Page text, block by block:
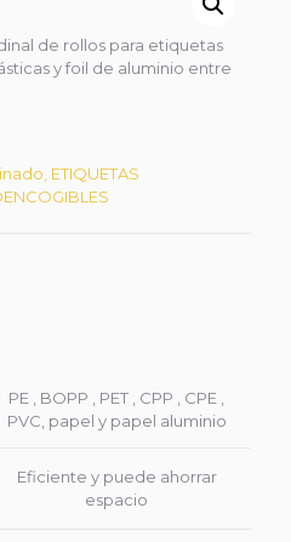
de rollos para etiquetas
y foil de aluminio entre
ETIQUETAS
PE , BOPP , PET , CPP , CPE ,
PVC, papel y papel aluminio
Eficiente y puede ahorrar
espacio